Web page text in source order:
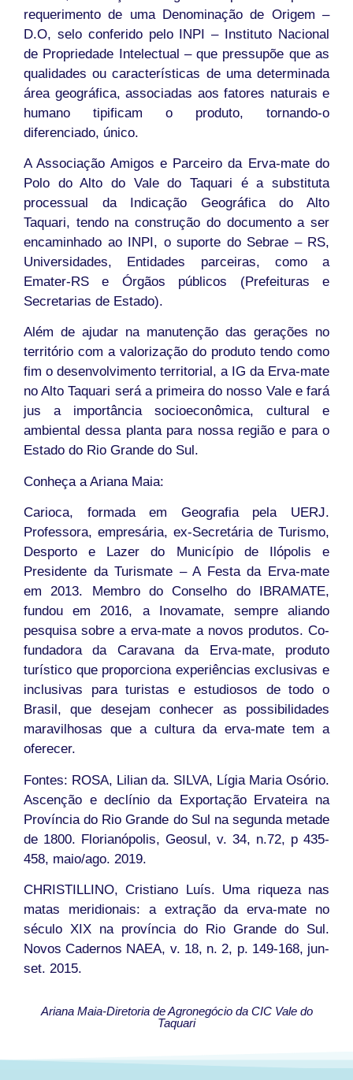
requerimento de uma Denominação de Origem –
D.O, selo conferido pelo INPI – Instituto Nacional
de Propriedade Intelectual – que pressupõe que as
qualidades ou características de uma determinada
área geográfica, associadas aos fatores naturais e
humano tipificam o produto, tornando-o
diferenciado, único.
A Associação Amigos e Parceiro da Erva-mate do
Polo do Alto do Vale do Taquari é a substituta
processual da Indicação Geográfica do Alto
Taquari, tendo na construção do documento a ser
encaminhado ao INPI, o suporte do Sebrae – RS,
Universidades, Entidades parceiras, como a
Emater-RS e Órgãos públicos (Prefeituras e
Secretarias de Estado).
Além de ajudar na manutenção das gerações no
território com a valorização do produto tendo como
fim o desenvolvimento territorial, a IG da Erva-mate
no Alto Taquari será a primeira do nosso Vale e fará
jus a importância socioeconômica, cultural e
ambiental dessa planta para nossa região e para o
Estado do Rio Grande do Sul.
Conheça a Ariana Maia:
Carioca, formada em Geografia pela UERJ.
Professora, empresária, ex-Secretária de Turismo,
Desporto e Lazer do Município de Ilópolis e
Presidente da Turismate – A Festa da Erva-mate
em 2013. Membro do Conselho do IBRAMATE,
fundou em 2016, a Inovamate, sempre aliando
pesquisa sobre a erva-mate a novos produtos. Co-
fundadora da Caravana da Erva-mate, produto
turístico que proporciona experiências exclusivas e
inclusivas para turistas e estudiosos de todo o
Brasil, que desejam conhecer as possibilidades
maravilhosas que a cultura da erva-mate tem a
oferecer.
Fontes: ROSA, Lilian da. SILVA, Lígia Maria Osório.
Ascenção e declínio da Exportação Ervateira na
Província do Rio Grande do Sul na segunda metade
de 1800. Florianópolis, Geosul, v. 34, n.72, p 435-
458, maio/ago. 2019.
CHRISTILLINO, Cristiano Luís. Uma riqueza nas
matas meridionais: a extração da erva-mate no
século XIX na província do Rio Grande do Sul.
Novos Cadernos NAEA, v. 18, n. 2, p. 149-168, jun-
set. 2015.
Ariana Maia-Diretoria de Agronegócio da CIC Vale do
Taquari